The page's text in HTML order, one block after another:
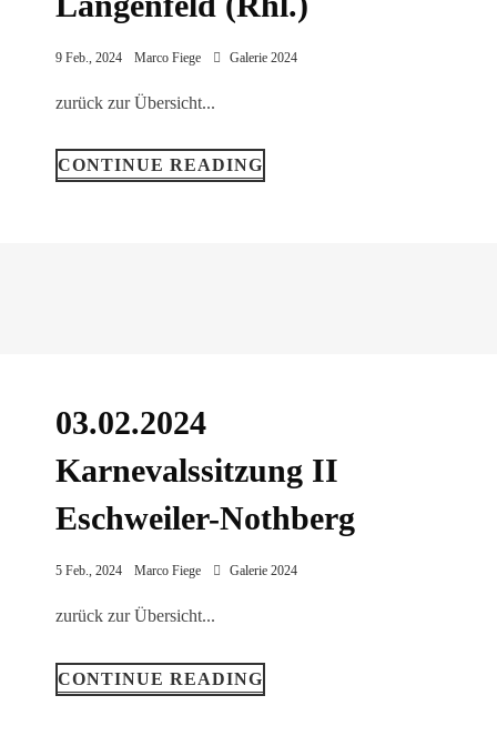
9 Feb., 2024 Marco Fiege Galerie 2024
zurück zur Übersicht...
CONTINUE READING
03.02.2024
Karnevalssitzung II
Eschweiler-Nothberg
5 Feb., 2024 Marco Fiege Galerie 2024
zurück zur Übersicht...
CONTINUE READING